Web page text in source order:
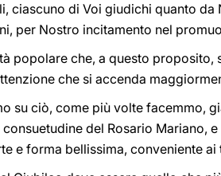
ciascuno di Voi giudichi quanto
per Nostro incitamento nel
popolare che, a questo
che si accenda
su ciò, come più volte facemmo,
del Rosario Mariano,
e forma bellissima, conveniente